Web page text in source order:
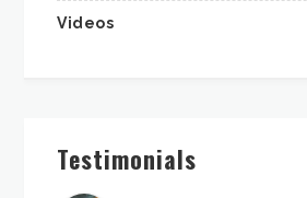
Videos
Testimonials